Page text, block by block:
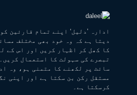
ادارہ ’دلیل‘ اپنے تمام قارئین
دیتا ہے کہ وہ خود بھی مختلف
کا کھل کر اظہار کریں اور اس کے
تبصرے کی سہولت کا استعمال
سائٹ پر لکھنے کا متمنی ہو، وہ
مستقل رکن بن سکتا ہے اور اپنی
کرسکتا ہے۔